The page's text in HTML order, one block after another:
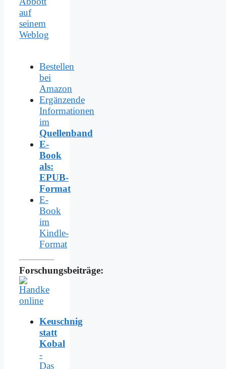
auf
seinem
Weblog
Bestellen
bei
Amazon
Ergänzende
Informationen
im
Quellenband
E-
Book
als:
EPUB-
Format
E-
Book
im
Kindle-
Format
Forschungsbeiträge:
Keuschnig
statt
Kobal
-
Das